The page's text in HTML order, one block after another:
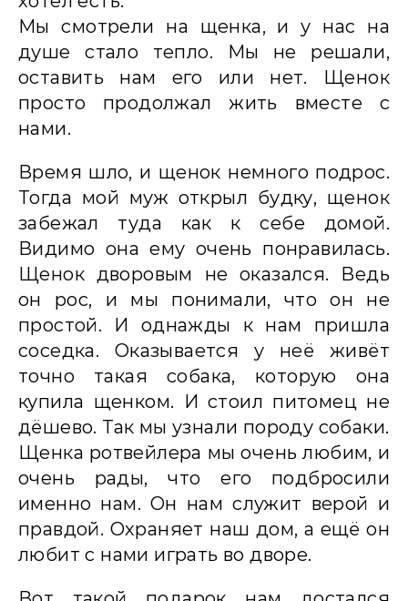
Мы смотрели на щенка, и у нас на
душе стало тепло. Мы не решали,
оставить нам его или нет. Щенок
просто продолжал жить вместе с
нами.
Время шло, и щенок немного подрос.
Тогда мой муж открыл будку, щенок
забежал туда как к себе домой.
Видимо она ему очень понравилась.
Щенок дворовым не оказался. Ведь
он рос, и мы понимали, что он не
простой. И однажды к нам пришла
соседка. Оказывается у неё живёт
точно такая собака, которую она
купила щенком. И стоил питомец не
дёшево. Так мы узнали породу собаки.
Щенка ротвейлера мы очень любим, и
очень рады, что его подбросили
именно нам. Он нам служит верой и
правдой. Охраняет наш дом, а ещё он
любит с нами играть во дворе.